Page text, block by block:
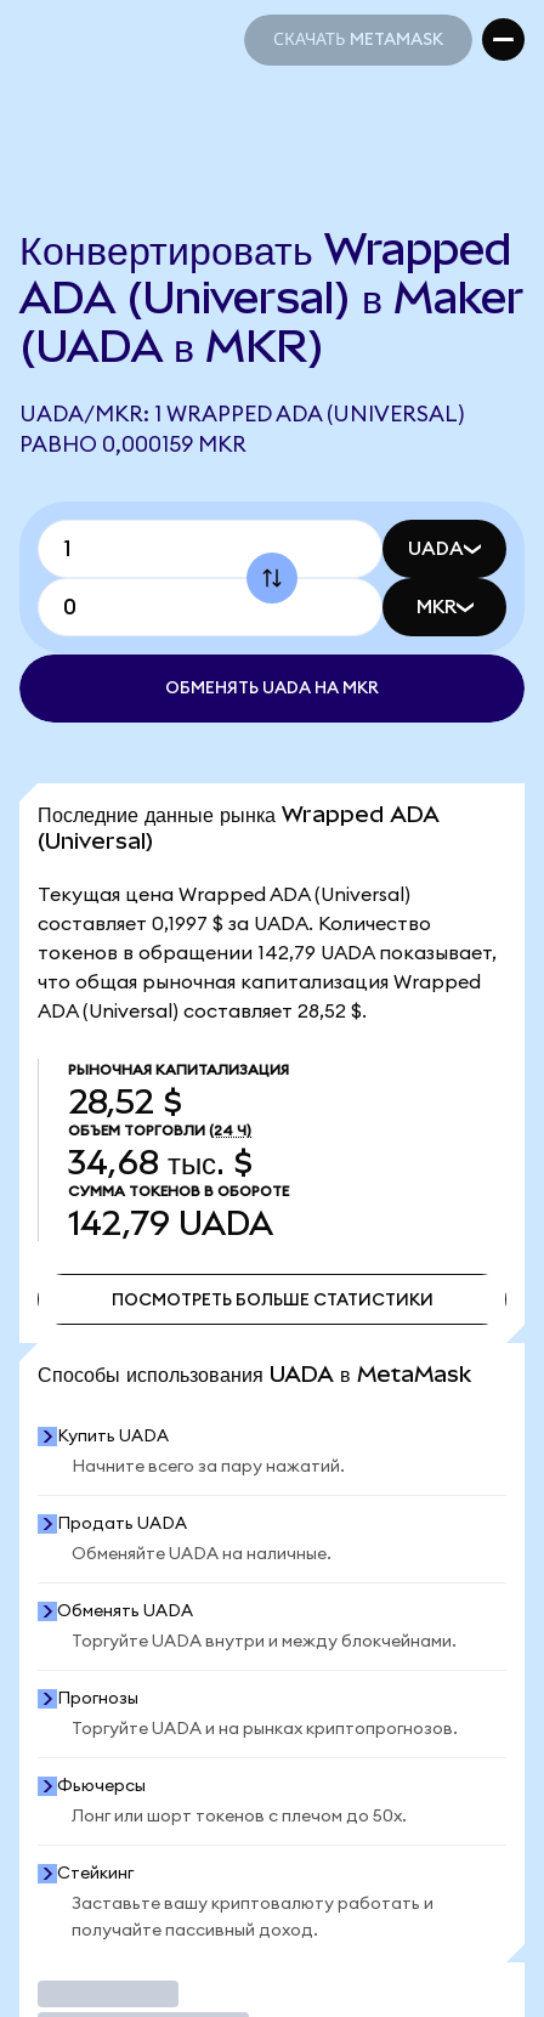
СКАЧАТЬ METAMASK
Конвертировать Wrapped
ADA (Universal) в Maker
(UADA в MKR)
UADA/MKR: 1 WRAPPED ADA (UNIVERSAL)
РАВНО 0,000159 MKR
UADA
MKR
ОБМЕНЯТЬ UADA НА MKR
Последние данные рынка Wrapped ADA
(Universal)
Текущая цена Wrapped ADA (Universal)
составляет 0,1997 $ за UADA. Количество
токенов в обращении 142,79 UADA показывает,
что общая рыночная капитализация Wrapped
ADA (Universal) составляет 28,52 $.
РЫНОЧНАЯ КАПИТАЛИЗАЦИЯ
28,52 $
ОБЪЕМ ТОРГОВЛИ (24 Ч)
34,68 тыс. $
СУММА ТОКЕНОВ В ОБОРОТЕ
142,79 UADA
ПОСМОТРЕТЬ БОЛЬШЕ СТАТИСТИКИ
Способы использования UADA в MetaMask
Купить UADA
Начните всего за пару нажатий.
Продать UADA
Обменяйте UADA на наличные.
Обменять UADA
Торгуйте UADA внутри и между блокчейнами.
Прогнозы
Торгуйте UADA и на рынках криптопрогнозов.
Фьючерсы
Лонг или шорт токенов с плечом до 50x.
Стейкинг
Заставьте вашу криптовалюту работать и
получайте пассивный доход.